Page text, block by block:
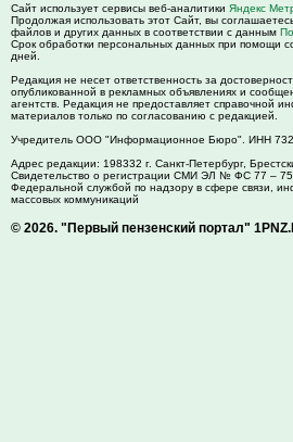
Сайт использует сервисы веб-аналитики Яндекс
Продолжая использовать этот Сайт, вы
файлов и других данных в соответствии с данным
Срок обработки персональных данных при помощи
дней.
Редакция не несет ответственность за
опубликованной в рекламных объявлениях и
агентств. Редакция не предоставляет справочной
материалов только по согласованию с редакцией.
Учредитель ООО "Информационное Бюро". ИНН
Адрес редакции: 198332 г. Санкт-Петербург,
Свидетельство о регистрации СМИ ЭЛ № ФС 77 –
Федеральной службой по надзору в сфере связи,
массовых коммуникаций
© 2026. "Первый пензенский портал"